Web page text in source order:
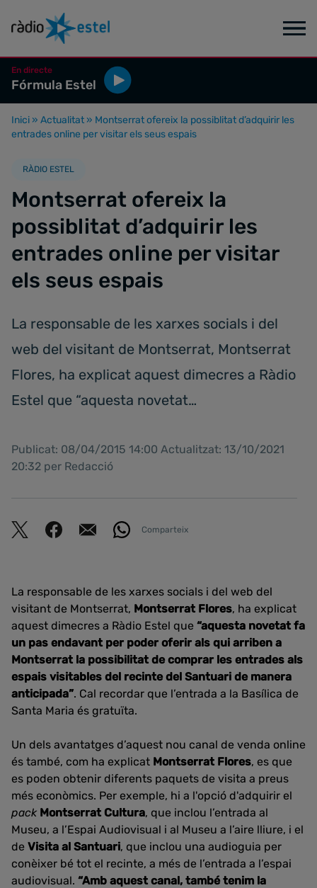
En directe
Fórmula Estel
Inici » Actualitat » Montserrat ofereix la possiblitat d’adquirir les
entrades online per visitar els seus espais
RÀDIO ESTEL
Montserrat ofereix la
possiblitat d’adquirir les
entrades online per visitar
els seus espais
La responsable de les xarxes socials i del
web del visitant de Montserrat, Montserrat
Flores, ha explicat aquest dimecres a Ràdio
Estel que “aquesta novetat…
Publicat: 08/04/2015 14:00 Actualitzat: 13/10/2021
20:32 per Redacció
Comparteix
La responsable de les xarxes socials i del web del
visitant de Montserrat, Montserrat Flores, ha explicat
aquest dimecres a Ràdio Estel que “aquesta novetat fa
un pas endavant per poder oferir als qui arriben a
Montserrat la possibilitat de comprar les entrades als
espais visitables del recinte del Santuari de manera
anticipada”. Cal recordar que l’entrada a la Basílica de
Santa Maria és gratuïta.
Un dels avantatges d’aquest nou canal de venda online
és també, com ha explicat Montserrat Flores, es que
es poden obtenir diferents paquets de visita a preus
més econòmics. Per exemple, hi a l'opció d'adquirir el
pack Montserrat Cultura, que inclou l’entrada al
Museu, a l’Espai Audiovisual i al Museu a l’aire lliure, i el
de Visita al Santuari, que inclou una audioguia per
conèixer bé tot el recinte, a més de l’entrada a l’espai
audiovisual. “Amb aquest canal, també tenim la